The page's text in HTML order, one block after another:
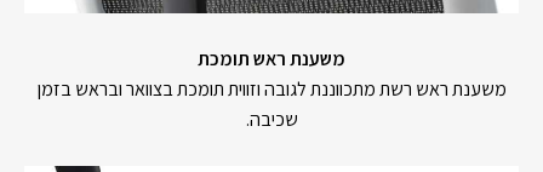
משענת ראש תומכת
משענת ראש רשת מתכווננת לגובה וזווית תומכת בצוואר ובראש בזמן
שכיבה.